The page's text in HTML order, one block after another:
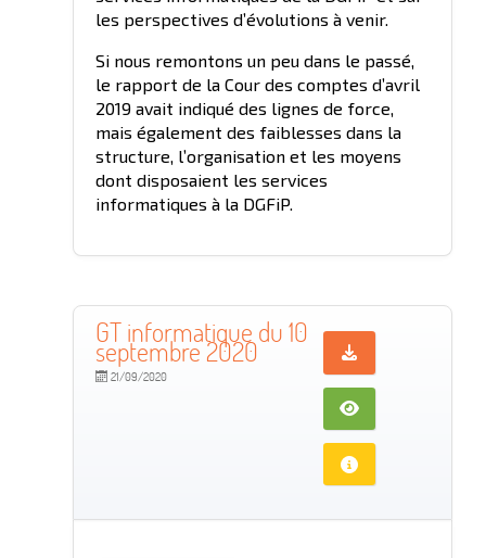
les perspectives d’évolutions à venir.
Si nous remontons un peu dans le passé,
le rapport de la Cour des comptes d’avril
2019 avait indiqué des lignes de force,
mais également des faiblesses dans la
structure, l’organisation et les moyens
dont disposaient les services
informatiques à la DGFiP.
GT informatique du 10
septembre 2020
21/09/2020